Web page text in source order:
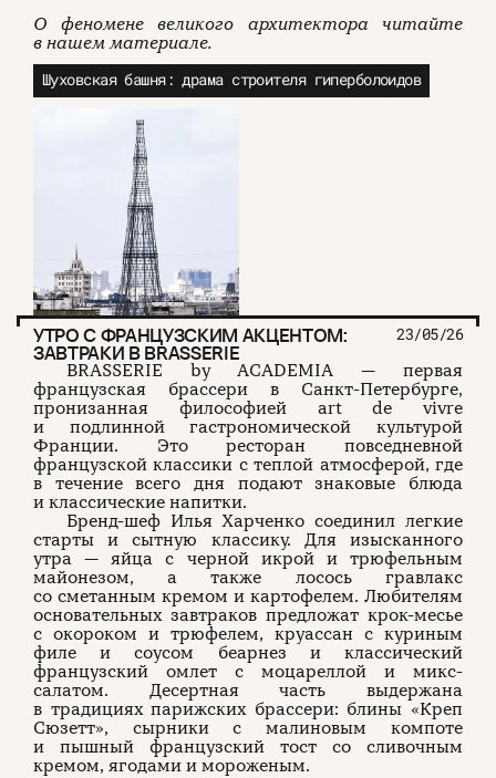
О феномене великого архитектора читайте
в нашем материале.
Шуховская башня: драма строителя гиперболоидов
УТРО С ФРАНЦУЗСКИМ АКЦЕНТОМ:
ЗАВТРАКИ В BRASSERIE
23/05/26
BRASSERIE by ACADEMIA — первая
французская брассери в Санкт-Петербурге,
пронизанная философией art de vivre
и подлинной гастрономической культурой
Франции. Это ресторан повседневной
французской классики с теплой атмосферой, где
в течение всего дня подают знаковые блюда
и классические напитки.
Бренд-шеф Илья Харченко соединил легкие
старты и сытную классику. Для изысканного
утра — яйца с черной икрой и трюфельным
майонезом, а также лосось гравлакс
со сметанным кремом и картофелем. Любителям
основательных завтраков предложат крок-месье
с окороком и трюфелем, круассан с куриным
филе и соусом беарнез и классический
французский омлет с моцареллой и микс-
салатом. Десертная часть выдержана
в традициях парижских брассери: блины «Креп
Сюзетт», сырники с малиновым компоте
и пышный французский тост со сливочным
кремом, ягодами и мороженым.